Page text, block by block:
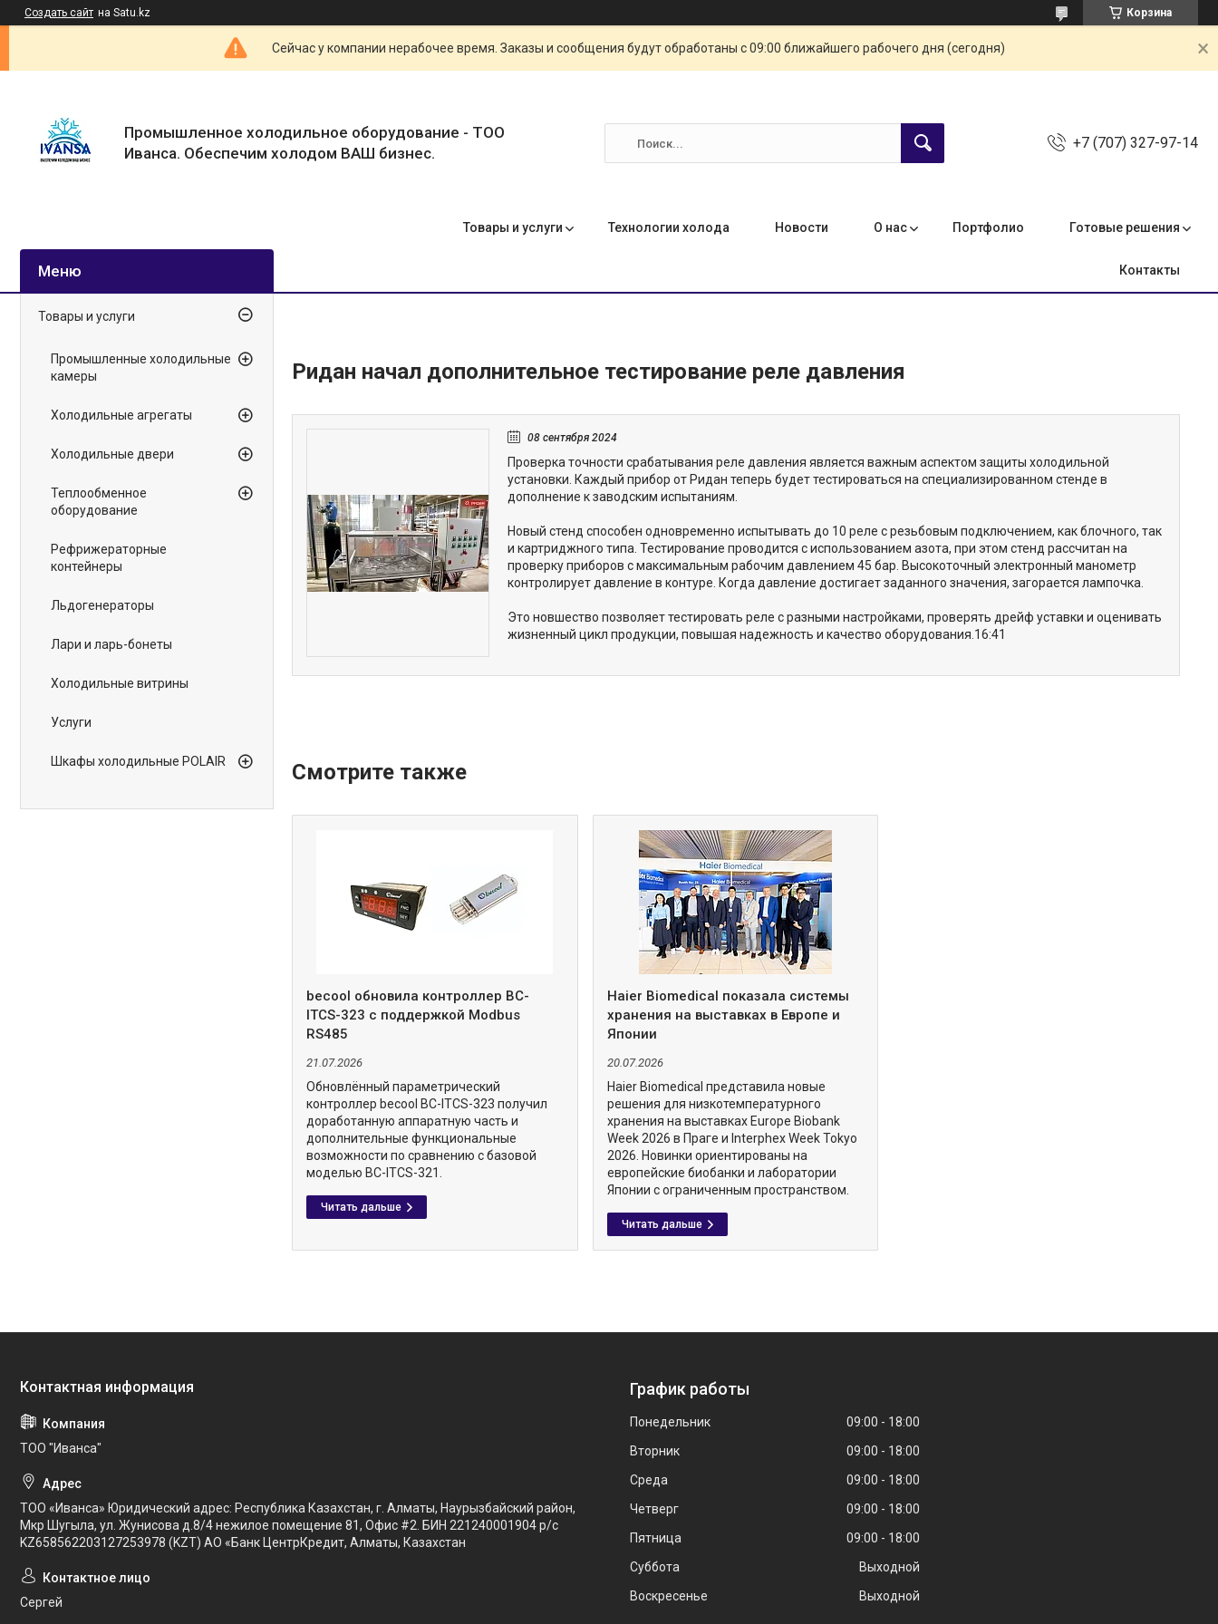
Создать сайт на Satu.kz Корзина
Сейчас у компании нерабочее время. Заказы и сообщения будут обработаны с 09:00 ближайшего рабочего дня (сегодня)
Промышленное холодильное оборудование - ТОО
Иванса. Обеспечим холодом ВАШ бизнес.
+7 (707) 327-97-14
Товары и услуги Технологии холода Новости О нас Портфолио Готовые решения
Контакты
Ридан начал дополнительное тестирование реле давления
08 сентября 2024
Проверка точности срабатывания реле давления является важным аспектом защиты холодильной
установки. Каждый прибор от Ридан теперь будет тестироваться на специализированном стенде в
дополнение к заводским испытаниям.
Новый стенд способен одновременно испытывать до 10 реле с резьбовым подключением, как блочного, так
и картриджного типа. Тестирование проводится с использованием азота, при этом стенд рассчитан на
проверку приборов с максимальным рабочим давлением 45 бар. Высокоточный электронный манометр
контролирует давление в контуре. Когда давление достигает заданного значения, загорается лампочка.
Это новшество позволяет тестировать реле с разными настройками, проверять дрейф уставки и оценивать
жизненный цикл продукции, повышая надежность и качество оборудования.16:41
becool обновила контроллер BC-
ITCS-323 с поддержкой Modbus
RS485
21.07.2026
Обновлённый параметрический
контроллер becool BC-ITCS-323 получил
доработанную аппаратную часть и
дополнительные функциональные
возможности по сравнению с базовой
моделью BC-ITCS-321.
Haier Biomedical показала системы
хранения на выставках в Европе и
Японии
20.07.2026
Haier Biomedical представила новые
решения для низкотемпературного
хранения на выставках Europe Biobank
Week 2026 в Праге и Interphex Week Tokyo
2026. Новинки ориентированы на
европейские биобанки и лаборатории
Японии с ограниченным пространством.
Товары и услуги
Промышленные холодильные
камеры
Холодильные агрегаты
Холодильные двери
Теплообменное
оборудование
Рефрижераторные
контейнеры
Льдогенераторы
Лари и ларь-бонеты
Холодильные витрины
Услуги
Шкафы холодильные POLAIR
ТОО "Иванса"
ТОО «Иванса» Юридический адрес: Республика Казахстан, г. Алматы, Наурызбайский район,
Мкр Шугыла, ул. Жунисова д.8/4 нежилое помещение 81, Офис #2. БИН 221240001904 р/с
KZ658562203127253978 (KZT) АО «Банк ЦентрКредит, Алматы, Казахстан
Сергей
График работы
Понедельник 09:00
18:00
Вторник
09:00
18:00
Среда
09:00
18:00
Четверг
09:00
18:00
Пятница
09:00
18:00
Суббота
Выходной
Воскресенье
Выходной